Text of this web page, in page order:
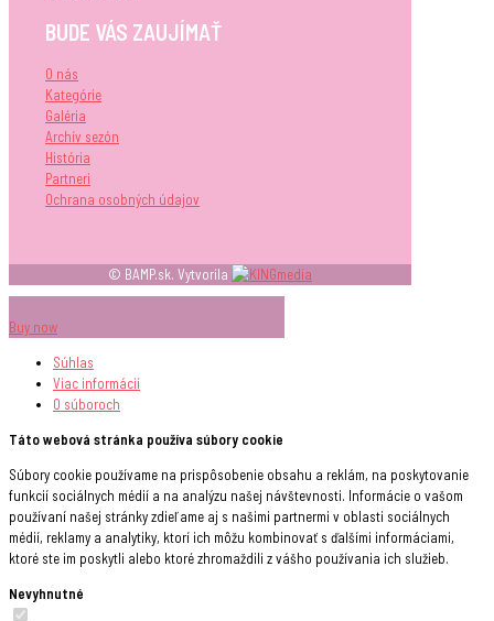
BUDE VÁS ZAUJÍMAŤ
O nás
Kategórie
Galéria
Archív sezón
História
Partneri
Ochrana osobných údajov
© BAMP.sk. Vytvorila
Buy now
Súhlas
Viac informácií
O súboroch
Táto webová stránka používa súbory cookie
Súbory cookie používame na prispôsobenie obsahu a reklám, na poskytovanie
funkcií sociálnych médií a na analýzu našej návštevnosti. Informácie o vašom
používaní našej stránky zdieľame aj s našimi partnermi v oblasti sociálnych
médií, reklamy a analytiky, ktorí ich môžu kombinovať s ďalšími informáciami,
ktoré ste im poskytli alebo ktoré zhromaždili z vášho používania ich služieb.
Nevyhnutné